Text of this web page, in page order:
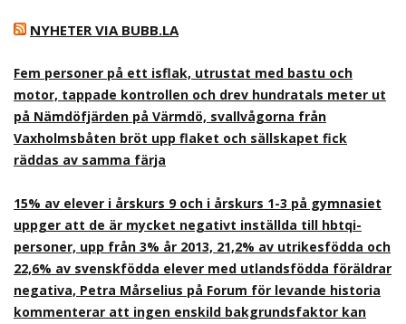
NYHETER VIA BUBB.LA
Fem personer på ett isflak, utrustat med bastu och
motor, tappade kontrollen och drev hundratals meter ut
på Nämdöfjärden på Värmdö, svallvågorna från
Vaxholmsbåten bröt upp flaket och sällskapet fick
räddas av samma färja
15% av elever i årskurs 9 och i årskurs 1-3 på gymnasiet
uppger att de är mycket negativt inställda till hbtqi-
personer, upp från 3% år 2013, 21,2% av utrikesfödda och
22,6% av svenskfödda elever med utlandsfödda föräldrar
negativa, Petra Mårselius på Forum för levande historia
kommenterar att ingen enskild bakgrundsfaktor kan